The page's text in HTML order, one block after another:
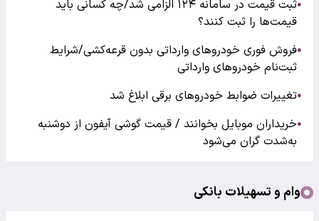
●
ثبت قیمت در سامانه ۱۲۴ الزامی شد/چه کسانی باید
قیمت‌ها را ثبت کنند؟
●فروش فوری خودروهای وارداتی بدون قرعه‌کشی/شرایط
ثبت‌نام خودروهای وارداتی
●تغییرات ضوابط خودروهای برقی ابلاغ شد
●خریداران موبایل بخوانند / قیمت گوشی آیفون از دوشنبه
به‌شدت گران‌ می‌شود
وام و تسهیلات بانکی